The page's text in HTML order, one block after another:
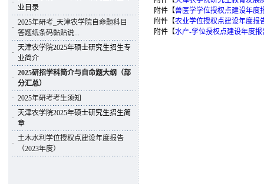
·
业目录
·
2025年研考_天津农学院自命题科目
答题纸条码黏贴说...
·
天津农学院2025年硕士研究生招生专
业简介
·
2025研招学科简介与自命题大纲（部
分汇总）
· 2025年研考考生须知
·
天津农学院2025年硕士研究生招生简
章
·
土木水利学位授权点建设年度报告
（2023年度）
附件【兽医学学位授权点建设年度
附件【农业学位授权点建设年度报
附件【水产-学位授权点建设年度报